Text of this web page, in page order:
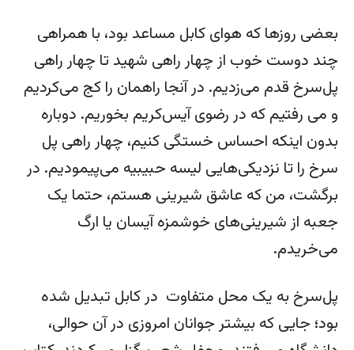
بعضی روزها که هوای کابل مساعد بود، با همراهی
چند دوست خوب از چهار راهی شهید تا چهار راهی
پل‌سرخ قدم می‌زدیم. در آنجا راهمان را کج می‌کردیم
و می رفتیم که در رضوی آیس‌کریم بخوریم. دوباره
بدون اینکه احساس خستگی کنیم، چهار راهی پل
سرخ را تا نزدیکی‌هایی لیسه حبیبیه می‌پیمودیم. در
برگشت، من که عاشق شیرینی هستم، حتما یک
جعبه از شیرینی‌های خوشمزه آیسان یا ارگ
می‌خریدم.
پل‌سرخ به یک محل متفاوت در کابل تبدیل شده
بود؛ جایی که بیشتر جوانان امروزی در آن حوالی،